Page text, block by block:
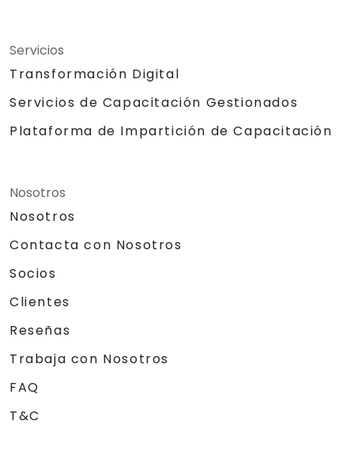
Servicios
Transformación Digital
Servicios de Capacitación Gestionados
Plataforma de Impartición de Capacitación
Nosotros
Nosotros
Contacta con Nosotros
Socios
Clientes
Reseñas
Trabaja con Nosotros
FAQ
T&C